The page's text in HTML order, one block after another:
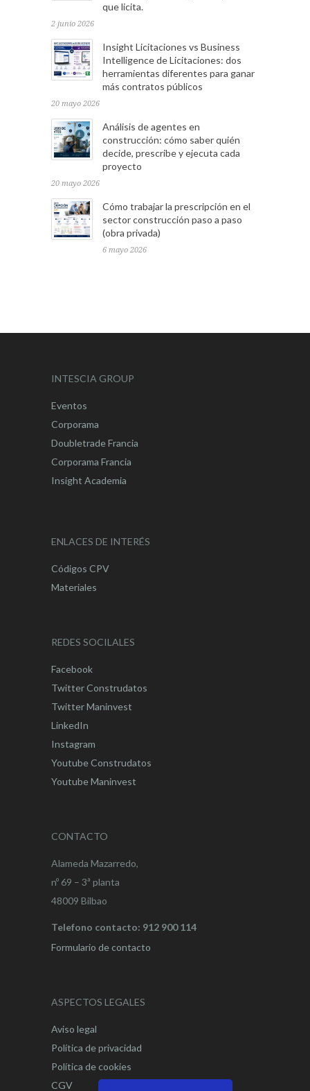
que licita.
2 junio 2026
Insight Licitaciones vs Business
Intelligence de Licitaciones: dos
herramientas diferentes para ganar
más contratos públicos
20 mayo 2026
Análisis de agentes en
construcción: cómo saber quién
decide, prescribe y ejecuta cada
proyecto
20 mayo 2026
Cómo trabajar la prescripción en el
sector construcción paso a paso
(obra privada)
6 mayo 2026
INTESCIA GROUP
Eventos
Corporama
Doubletrade Francia
Corporama Francia
Insight Academia
ENLACES DE INTERÉS
Códigos CPV
Materiales
REDES SOCILALES
Facebook
Twitter Construdatos
Twitter Maninvest
LinkedIn
Instagram
Youtube Construdatos
Youtube Maninvest
CONTACTO
Alameda Mazarredo,
nº 69 – 3ª planta
48009 Bilbao
Telefono contacto: 912 900 114
Formulario de contacto
ASPECTOS LEGALES
Aviso legal
Política de privacidad
Política de cookies
CGV